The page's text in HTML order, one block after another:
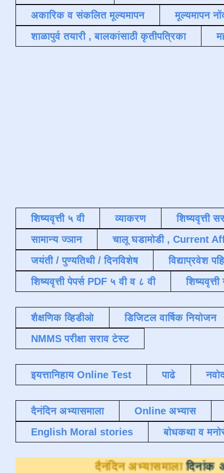
अकारिक व संकलित मूल्यमापन
मूल्यमापन
शाळापुर्व तयारी , बालकांसाठी कृतीपत्रिका
शिष्यवृत्ती ५ वी व्याकरण
शिष्यवृत्ती
सामान्य ज्ञान
चालू घडामोडी , Current
जयंती / पुण्यतिथी / दिनविशेष
विद्याप्रवेश
शिष्यवृत्ती पेपर्स PDF ५ वी व ८ वी
शैक्षणिक व्हिडीओ
डिजिटल वार्षिक नियोजन
NMMS परीक्षा सराव टेस्ट
इयत्तानिहाय Online Test पाढे
दैनंदिन अभ्यासमाला
Online अभ्यास
English Moral stories
बोधकथा व
दैनंदिन